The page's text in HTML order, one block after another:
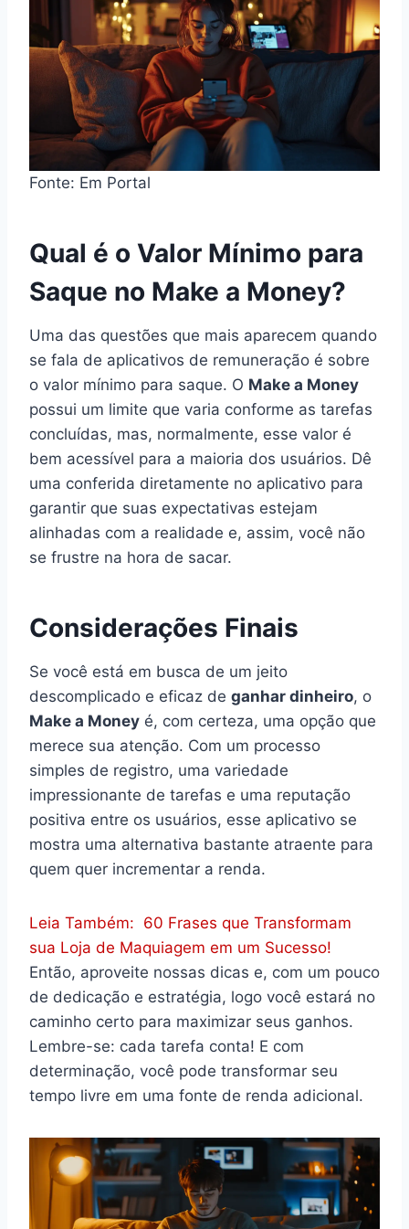
Fonte: Em Portal
Qual é o Valor Mínimo para
Saque no Make a Money?
Uma das questões que mais aparecem quando
se fala de aplicativos de remuneração é sobre
o valor mínimo para saque. O Make a Money
possui um limite que varia conforme as tarefas
concluídas, mas, normalmente, esse valor é
bem acessível para a maioria dos usuários. Dê
uma conferida diretamente no aplicativo para
garantir que suas expectativas estejam
alinhadas com a realidade e, assim, você não
se frustre na hora de sacar.
Considerações Finais
Se você está em busca de um jeito
descomplicado e eficaz de ganhar dinheiro, o
Make a Money é, com certeza, uma opção que
merece sua atenção. Com um processo
simples de registro, uma variedade
impressionante de tarefas e uma reputação
positiva entre os usuários, esse aplicativo se
mostra uma alternativa bastante atraente para
quem quer incrementar a renda.
Leia Também: 60 Frases que Transformam
sua Loja de Maquiagem em um Sucesso!
Então, aproveite nossas dicas e, com um pouco
de dedicação e estratégia, logo você estará no
caminho certo para maximizar seus ganhos.
Lembre-se: cada tarefa conta! E com
determinação, você pode transformar seu
tempo livre em uma fonte de renda adicional.